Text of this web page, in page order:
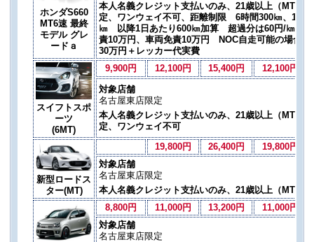
ホンダS660
MT6速 最終
モデル グレ
ードａ
本人名義クレジット支払いのみ、21歳以上（MT免
定、ワンウェイ不可、距離制限 6時間300㎞、12時
㎞ 以降1日あたり600㎞加算 超過分は60円/㎞加
責10万円、車両免責10万円 NOC自走可能の場合
30万円＋レッカー代実費
スイフトスポ
ーツ
(6MT)
9,900円 12,100円 15,400円
12,100円
対象店舗
名古屋東店限定
本人名義クレジット支払いのみ、21歳以上（MT免
定、ワンウェイ不可
新型ロードス
ター(MT)
19,800円 26,400円
19,800円
対象店舗
名古屋東店限定
本人名義クレジット支払いのみ、21歳以上（MT免
8,800円 11,000円 13,200円
11,000円
対象店舗
名古屋東店限定